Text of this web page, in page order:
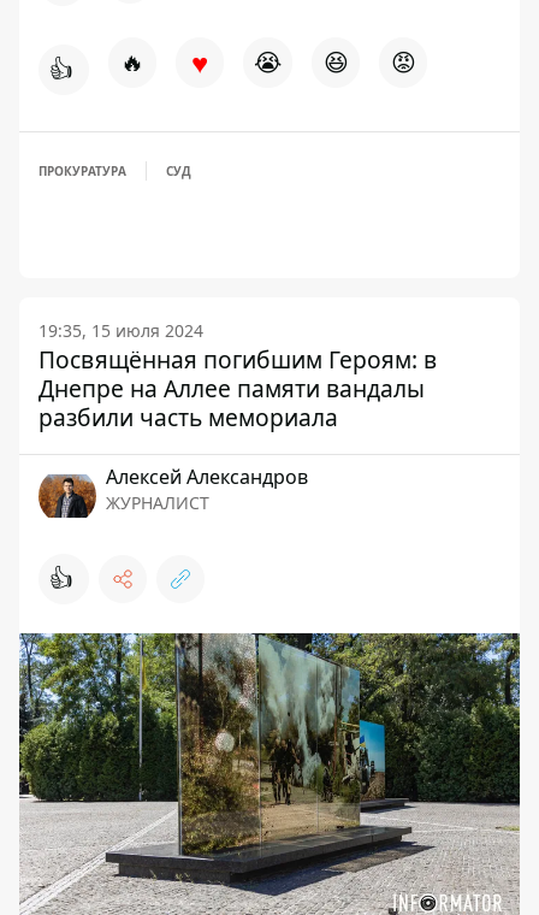
👍 🔥 ♥ 😭 😆 😡
ПРОКУРАТУРА СУД
19:35, 15 июля 2024
Посвящённая погибшим Героям: в
Днепре на Аллее памяти вандалы
разбили часть мемориала
Алексей Александров
ЖУРНАЛИСТ
👍